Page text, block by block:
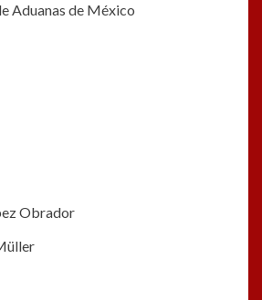
Aduanas de México
Obrador